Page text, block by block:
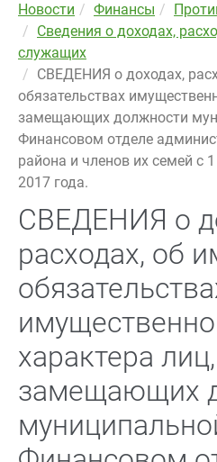
Новости Финансы
Сведения о доходах,
служащих
СВЕДЕНИЯ о доходах,
обязательствах
замещающих должности
Финансовом отделе
района и членов их семей с
2017 года.
СВЕДЕНИЯ о
расходах, об
характера лиц,
замещающих